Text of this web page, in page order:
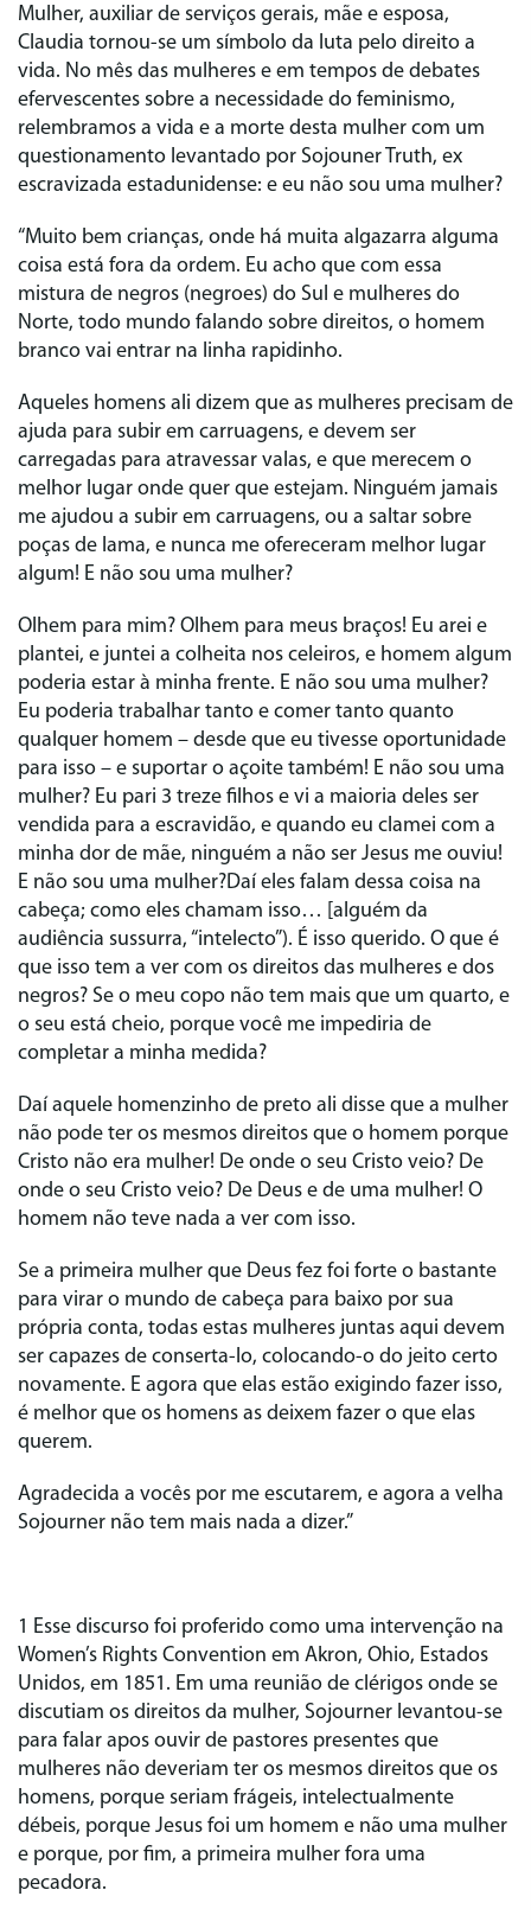
Mulher, auxiliar de serviços gerais, mãe e esposa,
Claudia tornou-se um símbolo da luta pelo direito a
vida. No mês das mulheres e em tempos de debates
efervescentes sobre a necessidade do feminismo,
relembramos a vida e a morte desta mulher com um
questionamento levantado por Sojouner Truth, ex
escravizada estadunidense: e eu não sou uma mulher?
“Muito bem crianças, onde há muita algazarra alguma
coisa está fora da ordem. Eu acho que com essa
mistura de negros (negroes) do Sul e mulheres do
Norte, todo mundo falando sobre direitos, o homem
branco vai entrar na linha rapidinho.
Aqueles homens ali dizem que as mulheres precisam de
ajuda para subir em carruagens, e devem ser
carregadas para atravessar valas, e que merecem o
melhor lugar onde quer que estejam. Ninguém jamais
me ajudou a subir em carruagens, ou a saltar sobre
poças de lama, e nunca me ofereceram melhor lugar
algum! E não sou uma mulher?
Olhem para mim? Olhem para meus braços! Eu arei e
plantei, e juntei a colheita nos celeiros, e homem algum
poderia estar à minha frente. E não sou uma mulher?
Eu poderia trabalhar tanto e comer tanto quanto
qualquer homem – desde que eu tivesse oportunidade
para isso – e suportar o açoite também! E não sou uma
mulher? Eu pari 3 treze filhos e vi a maioria deles ser
vendida para a escravidão, e quando eu clamei com a
minha dor de mãe, ninguém a não ser Jesus me ouviu!
E não sou uma mulher?Daí eles falam dessa coisa na
cabeça; como eles chamam isso… [alguém da
audiência sussurra, “intelecto”). É isso querido. O que é
que isso tem a ver com os direitos das mulheres e dos
negros? Se o meu copo não tem mais que um quarto, e
o seu está cheio, porque você me impediria de
completar a minha medida?
Daí aquele homenzinho de preto ali disse que a mulher
não pode ter os mesmos direitos que o homem porque
Cristo não era mulher! De onde o seu Cristo veio? De
onde o seu Cristo veio? De Deus e de uma mulher! O
homem não teve nada a ver com isso.
Se a primeira mulher que Deus fez foi forte o bastante
para virar o mundo de cabeça para baixo por sua
própria conta, todas estas mulheres juntas aqui devem
ser capazes de conserta-lo, colocando-o do jeito certo
novamente. E agora que elas estão exigindo fazer isso,
é melhor que os homens as deixem fazer o que elas
querem.
Agradecida a vocês por me escutarem, e agora a velha
Sojourner não tem mais nada a dizer.”
1 Esse discurso foi proferido como uma intervenção na
Women’s Rights Convention em Akron, Ohio, Estados
Unidos, em 1851. Em uma reunião de clérigos onde se
discutiam os direitos da mulher, Sojourner levantou-se
para falar apos ouvir de pastores presentes que
mulheres não deveriam ter os mesmos direitos que os
homens, porque seriam frágeis, intelectualmente
débeis, porque Jesus foi um homem e não uma mulher
e porque, por fim, a primeira mulher fora uma
pecadora.